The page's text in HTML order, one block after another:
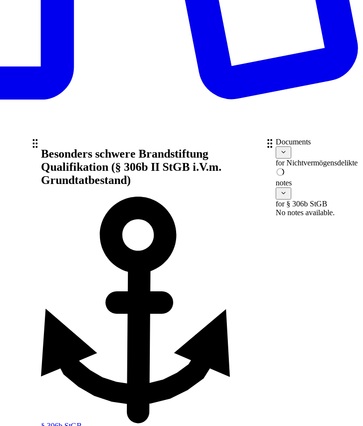
Besonders schwere Brandstiftung
Qualifikation (§ 306b II StGB i.V.m.
Grundtatbestand)
Documents
forNichtvermögensdelikte
notes
for § 306b StGB
No notes available.